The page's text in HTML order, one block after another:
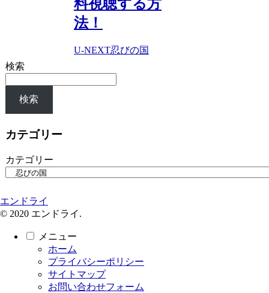
料視聴する方
法！
U-NEXT忍びの国
検索
検索
カテゴリー
カテゴリー
エンドライ
© 2020 エンドライ.
メニュー
ホーム
プライバシーポリシー
サイトマップ
お問い合わせフォーム